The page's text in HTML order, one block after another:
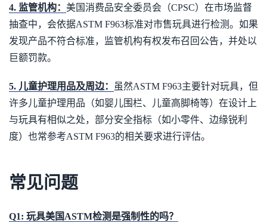
4. 监管机构： 美国消费品安全委员会（CPSC）在市场监督
抽查中，会依据ASTM F963标准对市售玩具进行检测。如果
发现产品不符合标准，监管机构有权发布召回公告，并处以
巨额罚款。
5. 儿童护理用品及周边：
虽然ASTM F963主要针对玩具，但
许多儿童护理用品（如婴儿围栏、儿童高脚椅等）在设计上
与玩具有相似之处，部分安全指标（如小零件、边缘锐利
度）也常参考ASTM F963的相关要求进行评估。
常见问题
Q1: 玩具美国ASTM检测是强制性的吗？